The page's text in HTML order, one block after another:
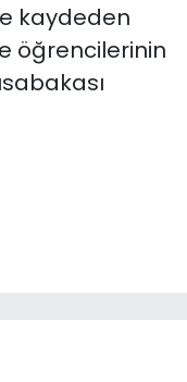
kaydeden
öğrencilerinin